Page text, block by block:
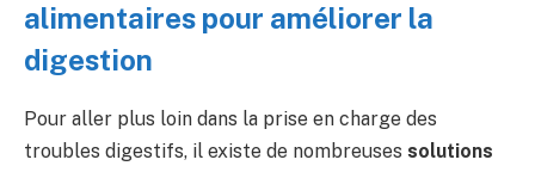
alimentaires pour améliorer la
digestion
Pour aller plus loin dans la prise en charge des
troubles digestifs, il existe de nombreuses solutions